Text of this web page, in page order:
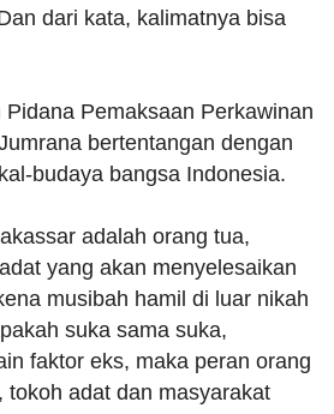
dari kata, kalimatnya bisa
Pemaksaan Perkawinan
bertentangan dengan
budaya bangsa Indonesia.
adalah orang tua,
yang akan menyelesaikan
musibah hamil di luar nikah
suka sama suka,
faktor eks, maka peran orang
adat dan masyarakat